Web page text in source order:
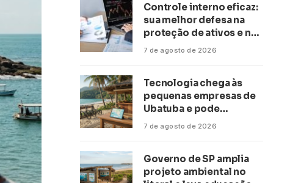
Controle interno eficaz:
sua melhor defesa na
proteção de ativos e na
saúde financeira!
7 de agosto de 2026
Tecnologia chega às
pequenas empresas de
Ubatuba e pode
transformar negócios
7 de agosto de 2026
Governo de SP amplia
projeto ambiental no